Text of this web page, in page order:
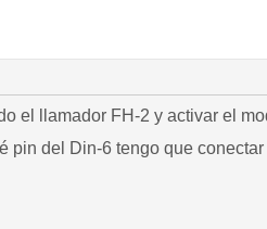
el llamador FH-2 y activar el
pin del Din-6 tengo que